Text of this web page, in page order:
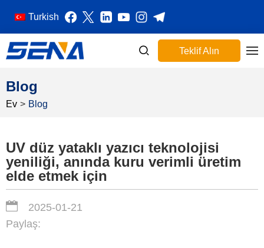
Turkish
Teklif Alın
Blog
Ev > Blog
UV düz yataklı yazıcı teknolojisi
yeniliği, anında kuru verimli üretim
elde etmek için
2025-01-21
Paylaş: